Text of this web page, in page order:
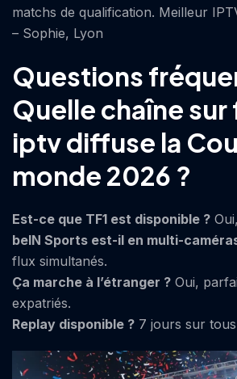
matchs de qualification. Meilleur
– Sophie, Lyon
Questions
Quelle chaîne sur
iptv diffuse la
monde 2026 ?
Est-ce que TF1 est disponible ?
beIN Sports est-il en multi-
flux simultanés.
Ça marche à l’étranger ? Oui,
expatriés.
Replay disponible ? 7 jours sur